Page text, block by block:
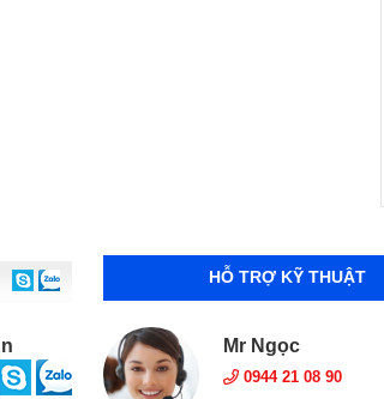
HỖ TRỢ KỸ THUẬT
Mr Ngọc
0944 21 08 90